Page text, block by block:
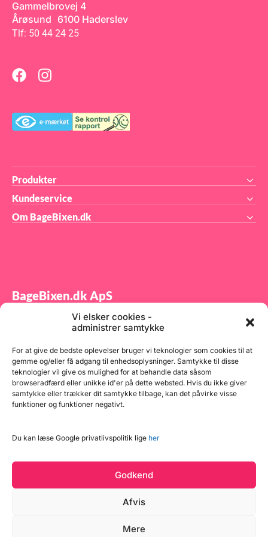
Vi elsker cookies -
administrer samtykke
For at give de bedste oplevelser bruger vi teknologier som cookies til at
gemme og/eller få adgang til enhedsoplysninger. Samtykke til disse
teknologier vil give os mulighed for at behandle data såsom
browseradfærd eller unikke id'er på dette websted. Hvis du ikke giver
samtykke eller trækker dit samtykke tilbage, kan det påvirke visse
funktioner og funktioner negativt.
Du kan læse Google privatlivspolitik lige her
Godkend
Afvis
Mere
Gammelbrovej 4
Årøsund 6100 Haderslev
Tlf: 50 44 24 25
Produkter
Kundeservice
Om BageBixen.dk
BageBixen.dk ApS
Tilmeld dig vores nyhedsbrev og modtag gode tilbud
samt spændende produktnyheder direkte i din
indbakke.